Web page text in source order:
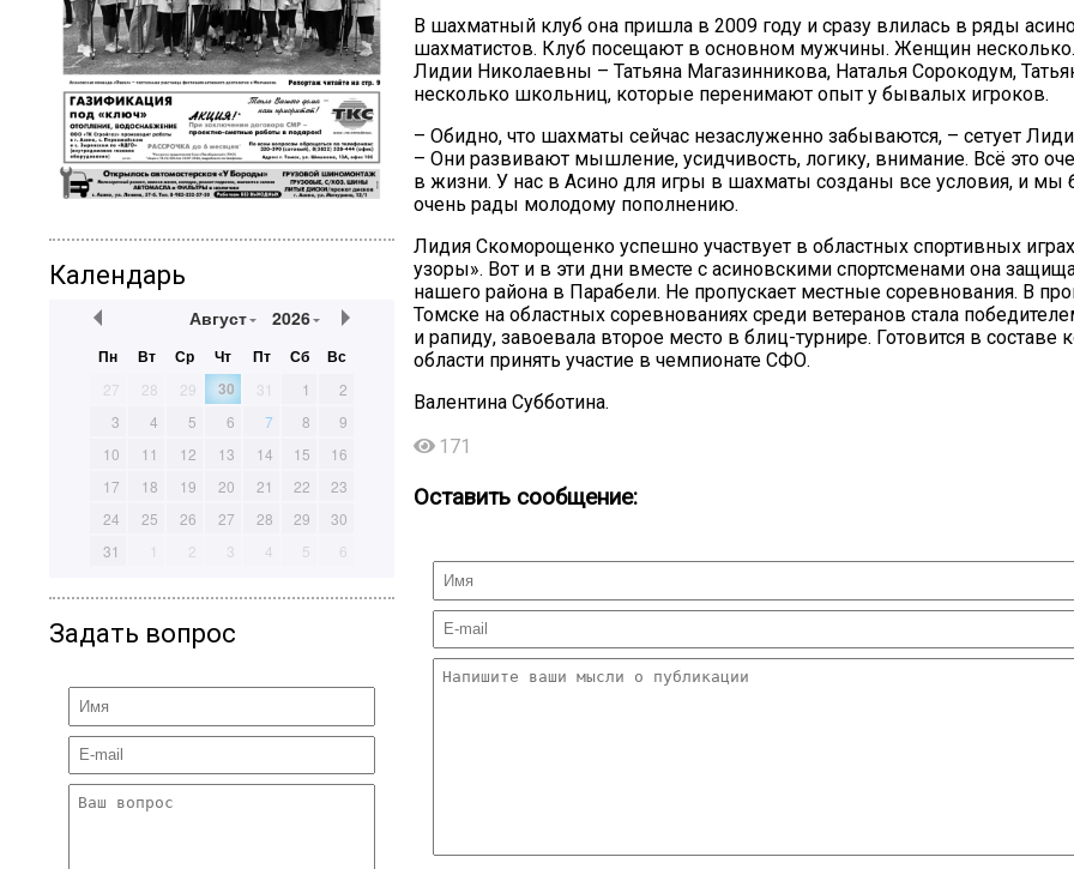
Календарь
Август 2026
Пн Вт Ср Чт Пт Сб Вс
27 28 29 30 31 1
2
3
4 5 6 7 8
9
10
11 12 13 14 15
16
17
18 19 20 21 22
23
24
25 26 27 28 29
30
31
1 2 3 4 5 6
Задать вопрос
В шахматный клуб она пришла в 2009 году и сразу влилась в ряды
шахматистов. Клуб посещают в основном мужчины. Женщин
Лидии Николаевны – Татьяна Магазинникова, Наталья Сорокодум,
несколько школьниц, которые перенимают опыт у бывалых игроков.
– Обидно, что шахматы сейчас незаслуженно забываются, – сетует
– Они развивают мышление, усидчивость, логику, внимание. Всё это
в жизни. У нас в Асино для игры в шахматы созданы все условия, и
очень рады молодому пополнению.
Лидия Скоморощенко успешно участвует в областных спортивных
узоры». Вот и в эти дни вместе с асиновскими спортсменами она
нашего района в Парабели. Не пропускает местные соревнования. В
Томске на областных соревнованиях среди ветеранов стала
и рапиду, завоевала второе место в блиц-турнире. Готовится в составе
области принять участие в чемпионате СФО.
Валентина Субботина.
171
Оставить сообщение: